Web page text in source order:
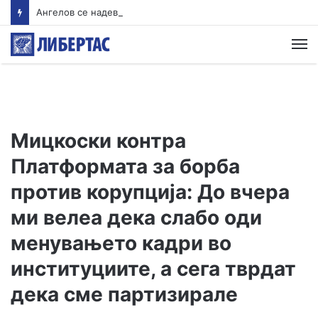
Мицкоски контра
Платформата за борба
против корупција: До вчера
ми велеа дека слабо оди
менувањето кадри во
институциите, а сега тврдат
дека сме партизирале